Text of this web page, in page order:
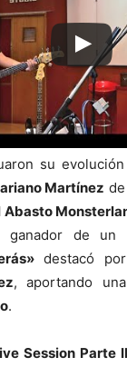
su
Martínez de
Abasto
ganador de un
destacó
, aportando
.
Session Parte